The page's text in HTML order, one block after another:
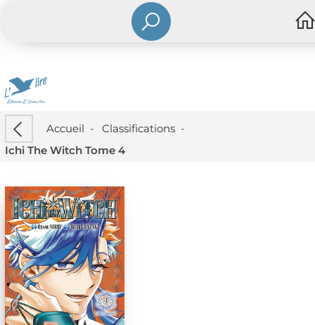
Accueil - Classifications-
Ichi The Witch Tome 4